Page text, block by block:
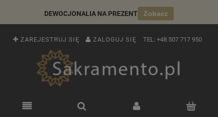
DEWOCJONALIA NA PREZENT Zobacz
ZAREJESTRUJ SIĘ ZALOGUJ SIĘ TEL: +48 507 717 950